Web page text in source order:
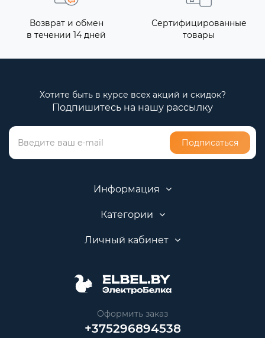
Возврат и обмен
в течении 14 дней
Сертифицированные
товары
Хотите быть в курсе всех акций и скидок?
Подпишитесь на нашу рассылку
Подписаться
Информация
Категории
Личный кабинет
Оформить заказ
+375296894538